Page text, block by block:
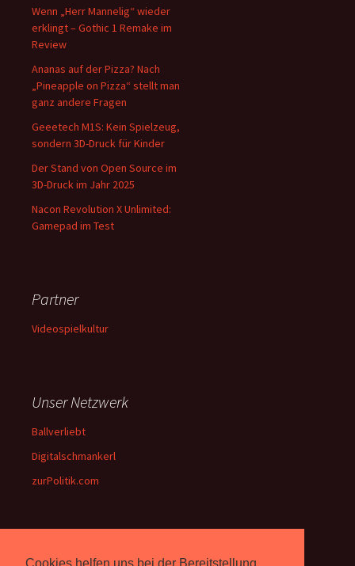
Wenn „Herr Mannelig“ wieder
erklingt – Gothic 1 Remake im
Review
Ananas auf der Pizza? Nach
„Pineapple on Pizza“ stellt man
ganz andere Fragen
Geeetech M1S: Kein Spielzeug,
sondern 3D-Druck für Kinder
Der Stand von Open Source im
3D-Druck im Jahr 2025
Nacon Revolution X Unlimited:
Gamepad im Test
Partner
Videospielkultur
Unser Netzwerk
Ballverliebt
Digitalschmankerl
zurPolitik.com
Über Uns